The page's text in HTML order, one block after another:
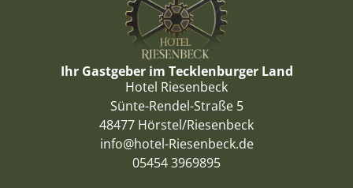
Ihr Gastgeber im Tecklenburger Land
Hotel Riesenbeck
Sünte-Rendel-Straße 5
48477 Hörstel/Riesenbeck
info@hotel-Riesenbeck.de
05454 3969895